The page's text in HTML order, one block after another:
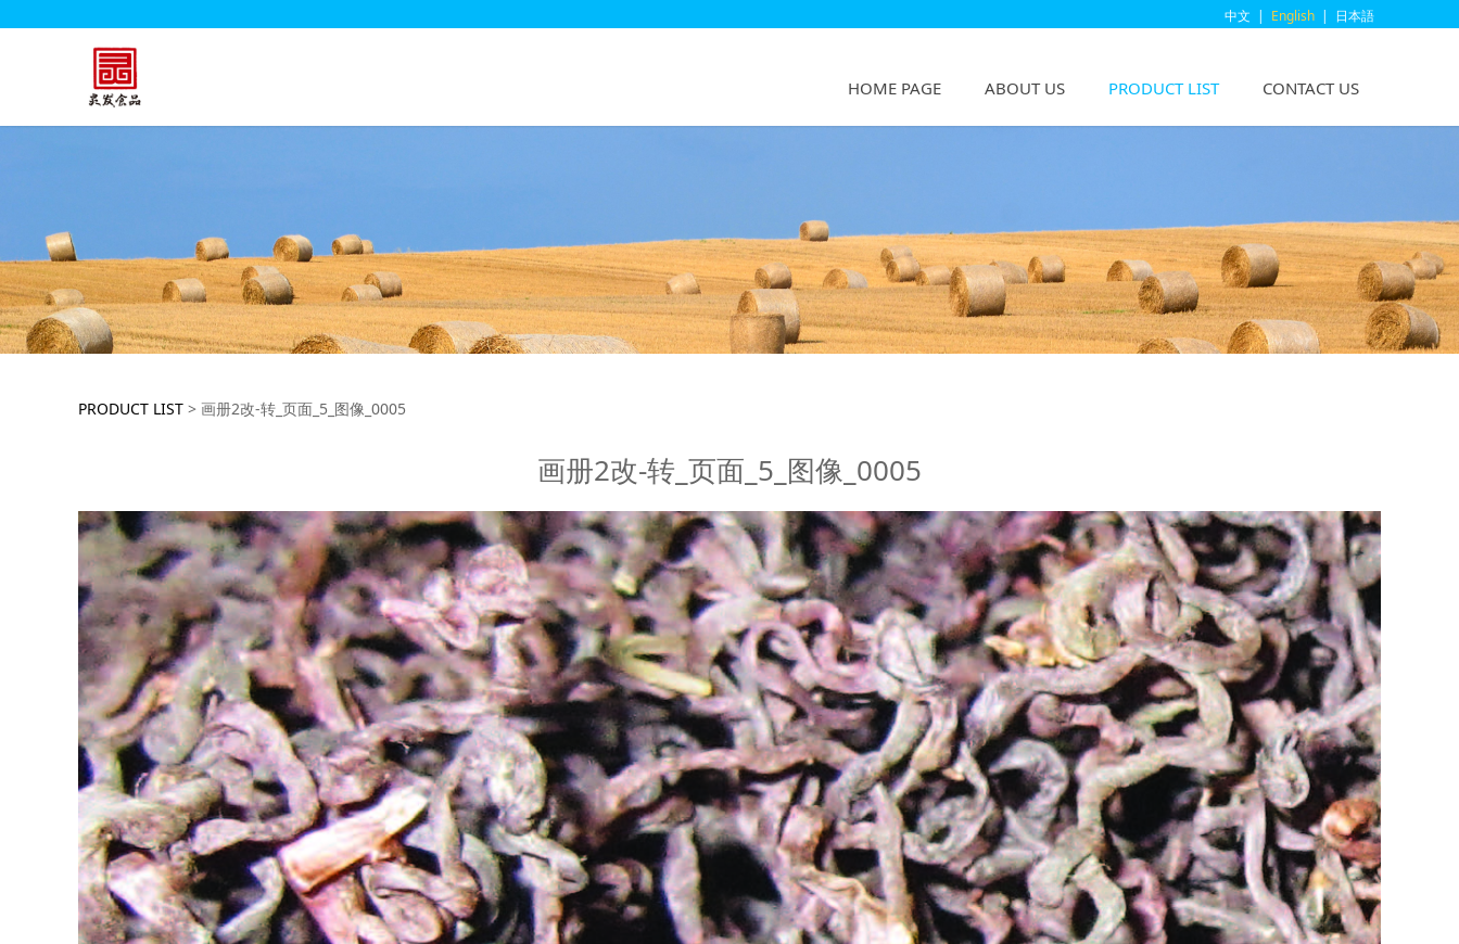
中文 | English | 日本語
HOME PAGE ABOUT US PRODUCT LIST CONTACT US
画册2改-转_页面_5_图像_0005
PRODUCT LIST > 画册2改-转_页面_5_图像_0005
画册2改-转_页面_5_图像_0005